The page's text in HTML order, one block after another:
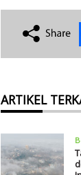
ARTIKEL